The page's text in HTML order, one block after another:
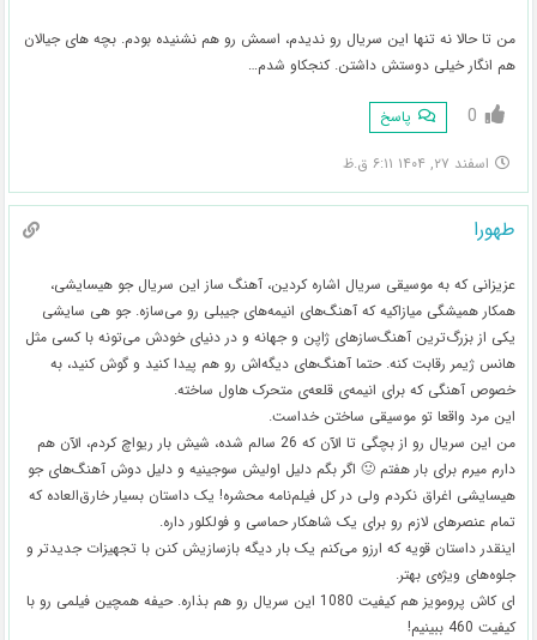
من تا حالا نه تنها این سریال رو ندیدم، اسمش رو هم نشنیده بودم. بچه های جیالان
هم انگار خیلی دوستش داشتن. کنجکاو شدم…
0 پاسخ
اسفند ۲۷, ۱۴۰۴ ۶:۱۱ ق.ظ
طهورا
عزیزانی که به موسیقی سریال اشاره کردین، آهنگ ساز این سریال جو هیسایشی،
همکار همیشگی میازاکیه که آهنگ‌های انیمه‌های جیبلی رو می‌سازه. جو هی سایشی
یکی از بزرگ‌ترین آهنگ‌سازهای ژاپن و جهانه و در دنیای خودش می‌تونه با کسی مثل
هانس ژیمر رقابت کنه. حتما آهنگ‌های دیگه‌اش رو هم پیدا کنید و گوش کنید، به
خصوص آهنگی که برای انیمه‌ی قلعه‌ی متحرک هاول ساخته.
این مرد واقعا تو موسیقی ساختن خداست.
من این سریال رو از بچگی تا الآن که 26 سالم شده، شیش بار ریواچ کردم، الآن هم
دارم میرم برای بار هفتم 🙂 اگر بگم دلیل اولیش سوجینیه و دلیل دوش آهنگ‌های جو
هیسایشی اغراق نکردم ولی در کل فیلم‌نامه محشره! یک داستان بسیار خارق‌العاده که
تمام عنصرهای لازم رو برای یک شاهکار حماسی و فولکلور داره.
اینقدر داستان قویه که ارزو می‌کنم یک بار دیگه بازسازیش کنن با تجهیزات جدیدتر و
جلوه‌های ویژه‌ی بهتر.
ای کاش پرومویز هم کیفیت 1080 این سریال رو هم بذاره. حیفه همچین فیلمی رو با
کیفیت 460 ببینیم!